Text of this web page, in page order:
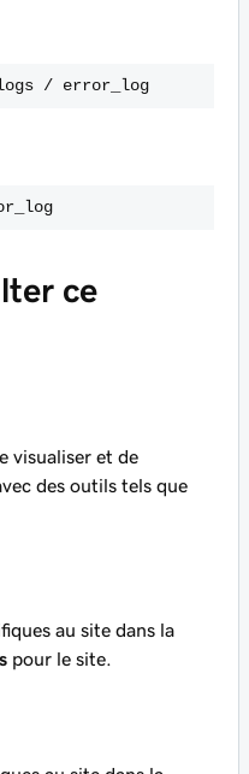
/ error_log
ce
visualiser et de
des outils tels que
au site dans la
pour le site.